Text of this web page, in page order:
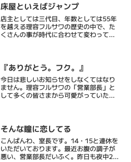
忙しい毎日に癒しのひとときを提供する
メンズバーバ...
床屋といえばジャンプ
店主としては三代目、年数としては55年
を越える理容フルサワの歴史の中で、た
くさんの事が時代に合わせて変わってき
いること(笑)
『ありがとう。フク。』
今日は悲しいお知らせをしなくてはなり
ません。理容フルサワの「営業部長」と
して多くの皆さまから可愛がっていただ
やんでも悔やみきれな...
そんな瞳に恋してる
こんばんわ、室長です。14・15と連休を
いただいております。最近お腹の調子が
悪い、営業部長だいふく。昨日も夜中2時